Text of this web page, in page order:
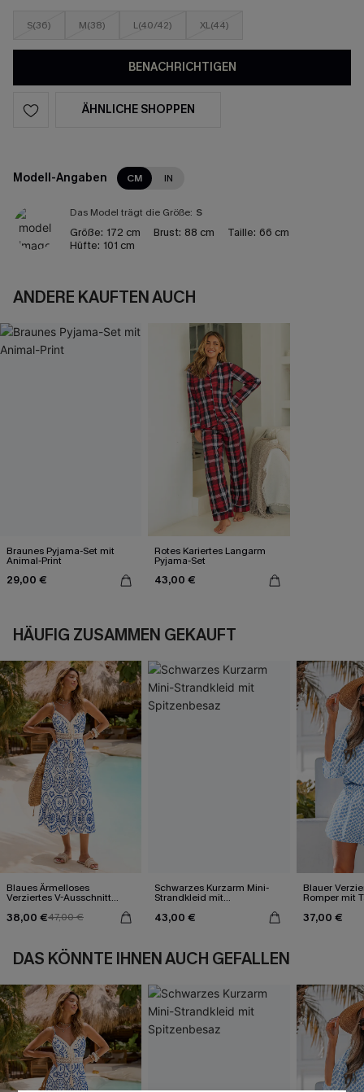
S(36) M(38) L(40/42) XL(44)
BENACHRICHTIGEN
ÄHNLICHE SHOPPEN
Modell-Angaben CM IN
Das Model trägt die Größe: S
Größe: 172 cm Brust: 88 cm Taille: 66 cm
Hüfte: 101 cm
ANDERE KAUFTEN AUCH
Braunes Pyjama-Set mit
Animal-Print
29,00 €
Rotes Kariertes Langarm
Pyjama-Set
43,00 €
HÄUFIG ZUSAMMEN GEKAUFT
Blaues Ärmelloses
Verziertes V-Ausschnitt
38,00 €47,00 €
Schwarzes Kurzarm Mini-
Strandkleid mit
43,00 €
Blauer
Romper mit
37,00 €
DAS KÖNNTE IHNEN AUCH GEFALLEN